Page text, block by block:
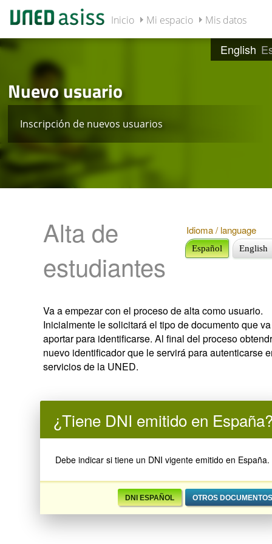
English
Inicio Mi espacio Mis datos
Nuevo usuario
Inscripción de nuevos usuarios
Idioma / language
Español English
Alta de
estudiantes
Va a empezar con el proceso de alta como usuario.
Inicialmente le solicitará el tipo de documento que
aportar para identificarse. Al final del proceso
nuevo identificador que le servirá para autenticarse
servicios de la UNED.
¿Tiene DNI emitido en
Debe indicar si tiene un DNI vigente emitido en España.
DNI español Otros documentos